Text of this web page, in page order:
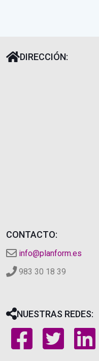
DIRECCIÓN:
CONTACTO:
info@planform.es
983 30 18 39
NUESTRAS REDES: